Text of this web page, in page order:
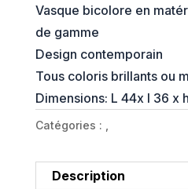
Vasque bicolore en
de gamme
Design contemporain
Tous coloris brillants ou
Dimensions: L 44x l 36 x
Catégories :
Description